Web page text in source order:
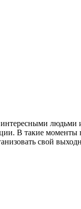
В такие моменты
свой